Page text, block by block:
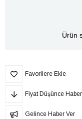
Ürün
Favorilere Ekle
Fiyat Düşünce
Gelince Haber Ver